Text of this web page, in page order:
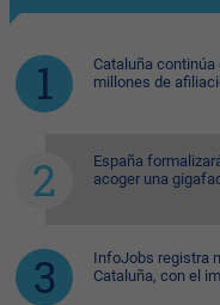
Cataluña
millones de
España
acoger una
InfoJobs registra
Cataluña, con el